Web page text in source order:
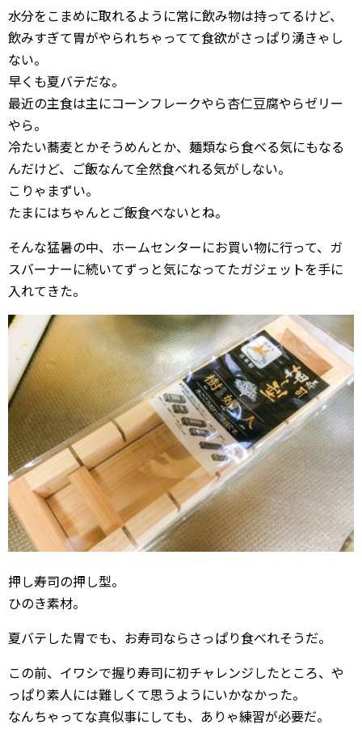
水分をこまめに取れるように常に飲み物は持ってるけど、
飲みすぎて胃がやられちゃってて食欲がさっぱり湧きゃし
ない。
早くも夏バテだな。
最近の主食は主にコーンフレークやら杏仁豆腐やらゼリー
やら。
冷たい蕎麦とかそうめんとか、麺類なら食べる気にもなる
んだけど、ご飯なんて全然食べれる気がしない。
こりゃまずい。
たまにはちゃんとご飯食べないとね。
そんな猛暑の中、ホームセンターにお買い物に行って、ガ
スバーナーに続いてずっと気になってたガジェットを手に
入れてきた。
押し寿司の押し型。
ひのき素材。
夏バテした胃でも、お寿司ならさっぱり食べれそうだ。
この前、イワシで握り寿司に初チャレンジしたところ、や
っぱり素人には難しくて思うようにいかなかった。
なんちゃってな真似事にしても、ありゃ練習が必要だ。